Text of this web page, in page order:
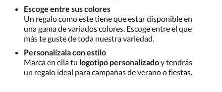
Escoge entre sus colores
Un regalo como este tiene que estar disponible en
una gama de variados colores. Escoge entre el que
más te guste de toda nuestra variedad.
Personalízala con estilo
Marca en ella tu logotipo personalizadoy tendrás
un regalo ideal para campañas de verano o fiestas.